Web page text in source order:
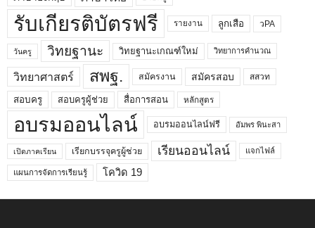
รับเกียรติบัตรฟรี รายงาน ลูกเสือ วPA
วันครู วิทยฐานะ วิทยฐานะเกณฑ์ใหม่ วิทยาการคำนวณ
วิทยาศาสตร์ สพฐ. สมัครงาน สมัครสอบ สสวท
สอบครู สอบครูผู้ช่วย สื่อการสอน หลักสูตร
อบรมออนไลน์ อบรมออนไลน์ฟรี อัมพร พินะสา
เปิดภาคเรียน เรียกบรรจุครูผู้ช่วย เรียนออนไลน์ แจกไฟล์
แผนการจัดการเรียนรู้ โควิด 19